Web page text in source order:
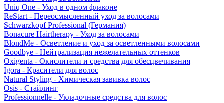
Uniq One - Уход в одном флаконе
ReStart - Переосмысленный уход за волосами
Schwarzkopf Professional (Германия)
Bonacure Hairtherapy - Уход за волосами
BlondMe - Осветление и уход за осветленными волосами
Goodbye - Нейтрализация нежелательных оттенков
Oxigenta - Окислители и средства для обесцвечивания
Igora - Красители для волос
Natural Styling - Химическая завивка волос
Osis - Стайлинг
Professionnelle - Укладочные средства для волос